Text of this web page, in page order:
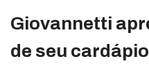
Giovannetti
de seu cardápio